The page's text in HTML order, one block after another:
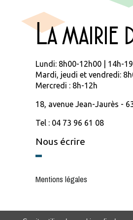
La mairie
Lundi: 8h00-12h00 | 14h-
Mardi, jeudi et vendredi:
Mercredi : 8h-12h
18, avenue Jean-Jaurès -
Tel : 04 73 96 61 08
Nous écrire
Mentions légales